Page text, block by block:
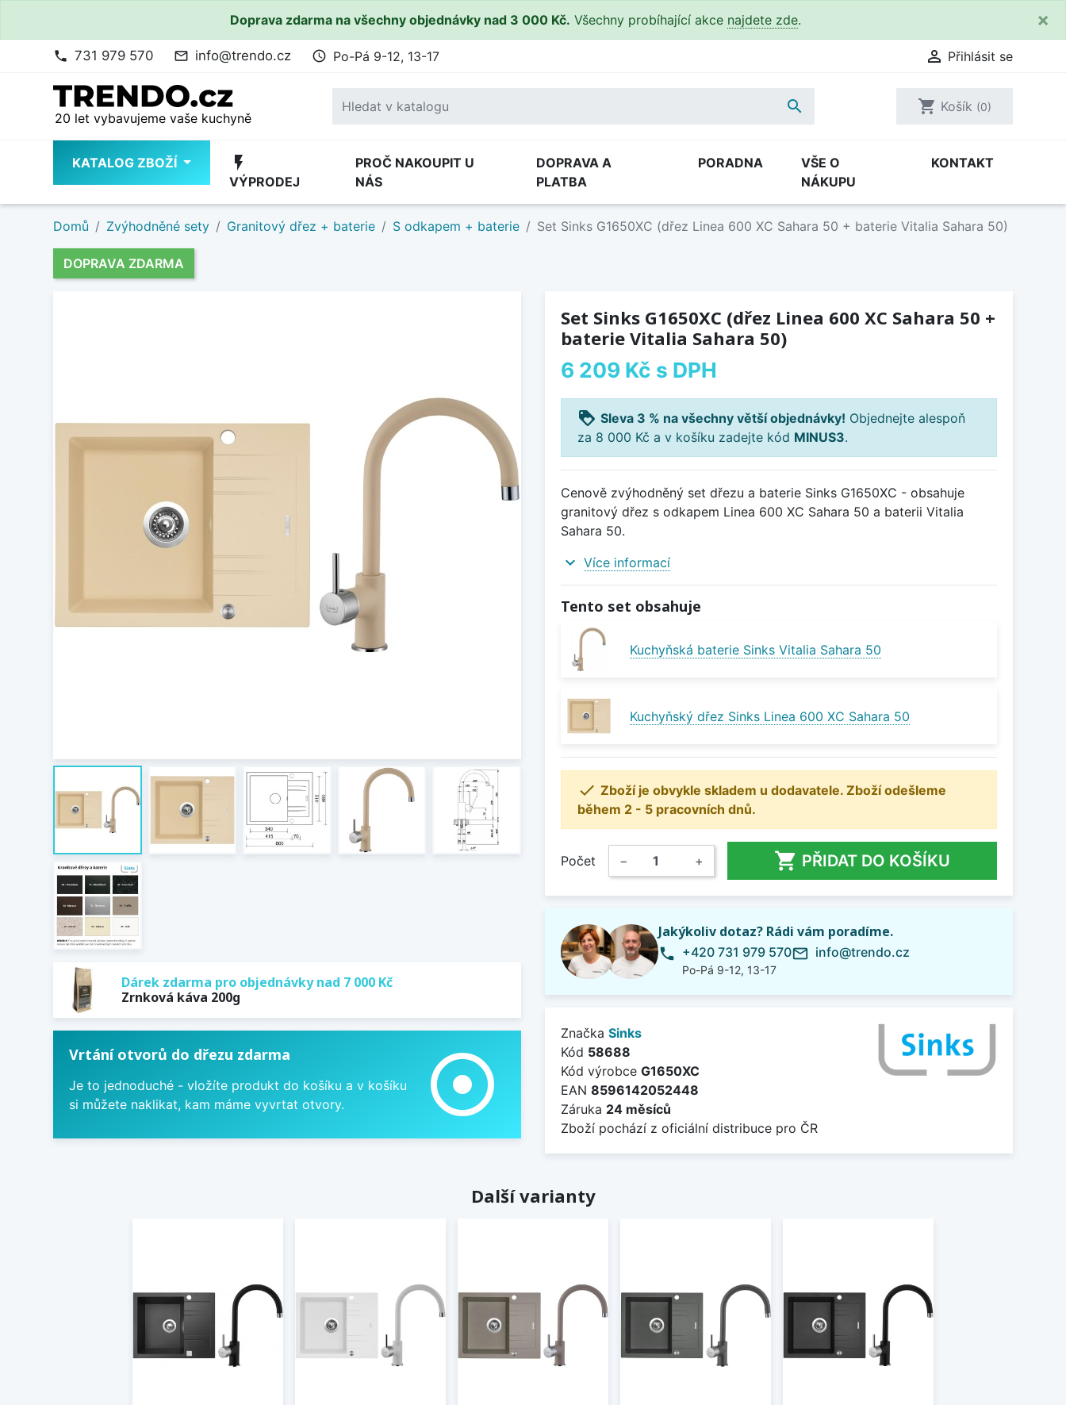
Doprava zdarma na všechny objednávky nad 3 000 Kč. Všechny probíhající akce najdete zde. ×
phone 731 979 570 mail_outline info@trendo.cz access_time Po-Pá 9-12, 13-17  Přihlásit se
20 let vybavujeme vaše kuchyně
 shopping_cart Košík (0)
KATALOG ZBOŽÍ flash_on
VÝPRODEJ
PROČ NAKOUPIT U
NÁS
DOPRAVA A
PLATBA
PORADNA
VŠE O
NÁKUPU
KONTAKT
Domů Zvýhodněné sety Granitový dřez + baterie S odkapem + baterie Set Sinks G1650XC (dřez Linea 600 XC Sahara 50 + baterie Vitalia Sahara 50)
DOPRAVA ZDARMA
Dárek zdarma pro objednávky nad 7 000 Kč
Zrnková káva 200g
Vrtání otvorů do dřezu zdarma
Je to jednoduché - vložíte produkt do košíku a v košíku
si můžete naklikat, kam máme vyvrtat otvory.
adjust
Set Sinks G1650XC (dřez Linea 600 XC Sahara 50 +
baterie Vitalia Sahara 50)
6 209 Kč s DPH
loyalty Sleva 3 % na všechny větší objednávky! Objednejte alespoň
za 8 000 Kč a v košíku zadejte kód MINUS3.
Cenově zvýhodněný set dřezu a baterie Sinks G1650XC - obsahuje
granitový dřez s odkapem Linea 600 XC Sahara 50 a baterii Vitalia
Sahara 50.
expand_more Více informací
Tento set obsahuje
Kuchyňská baterie Sinks Vitalia Sahara 50
Kuchyňský dřez Sinks Linea 600 XC Sahara 50
 Zboží je obvykle skladem u dodavatele. Zboží odešleme
během 2 - 5 pracovních dnů.
Počet − +  PŘIDAT DO KOŠÍKU
Jakýkoliv dotaz? Rádi vám poradíme.
phone +420 731 979 570
Po-Pá 9-12, 13-17
mail_outline info@trendo.cz
Značka Sinks
Kód 58688
Kód výrobce G1650XC
EAN 8596142052448
Záruka 24 měsíců
Zboží pochází z oficiální distribuce pro ČR
Další varianty